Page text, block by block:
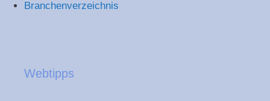
Branchenverzeichnis
Webtipps